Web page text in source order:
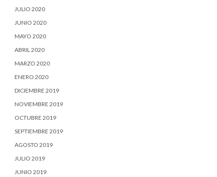
JULIO 2020
JUNIO 2020
MAYO 2020
ABRIL 2020
MARZO 2020
ENERO 2020
DICIEMBRE 2019
NOVIEMBRE 2019
OCTUBRE 2019
SEPTIEMBRE 2019
AGOSTO 2019
JULIO 2019
JUNIO 2019